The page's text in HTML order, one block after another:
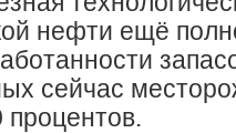
нефти ещё
сейчас
процентов.